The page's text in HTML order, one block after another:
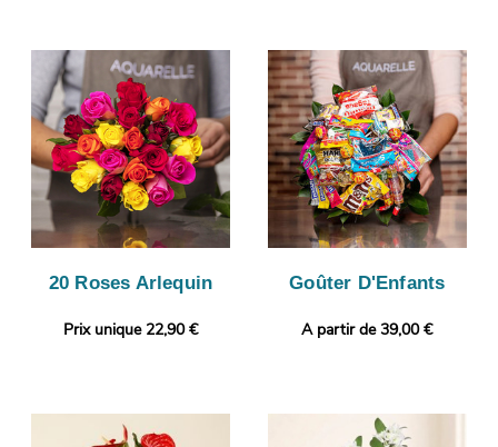
20 Roses Arlequin
Prix unique 22,90 €
Goûter D'Enfants
A partir de 39,00 €